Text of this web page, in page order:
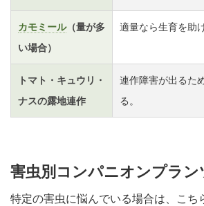
カモミール（量が多
い場合）
適量なら生育を助
トマト・キュウリ・
ナスの露地連作
連作障害が出るた
る。
害虫別コンパニオンプラン
特定の害虫に悩んでいる場合は、こち